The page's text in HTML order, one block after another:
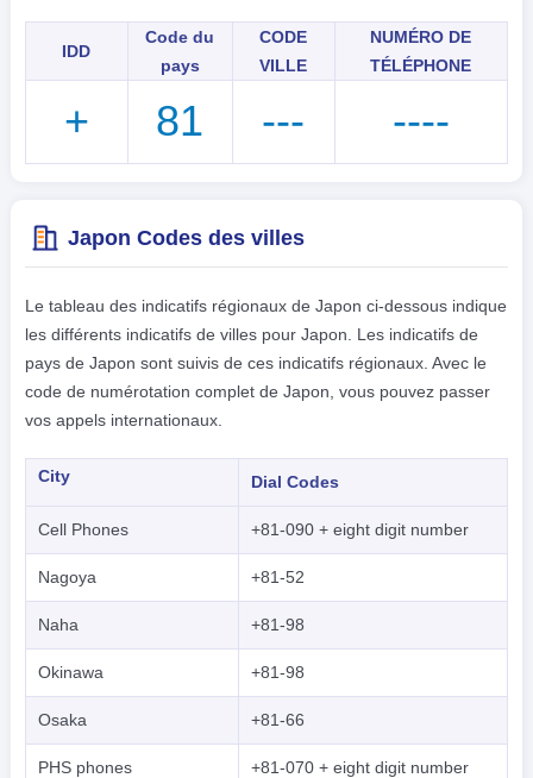
IDD
Code du
pays
CODE
VILLE
NUMÉRO DE
TÉLÉPHONE
+ 81 --- ----
Japon Codes des villes
Le tableau des indicatifs régionaux de Japon ci-dessous indique
les différents indicatifs de villes pour Japon. Les indicatifs de
pays de Japon sont suivis de ces indicatifs régionaux. Avec le
code de numérotation complet de Japon, vous pouvez passer
vos appels internationaux.
City Dial Codes
Cell Phones +81-090 + eight digit number
Nagoya +81-52
Naha +81-98
Okinawa +81-98
Osaka +81-66
PHS phones +81-070 + eight digit number